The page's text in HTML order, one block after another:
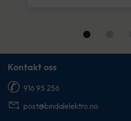
Kontakt oss
916 95 256
post@bindalelektro.no